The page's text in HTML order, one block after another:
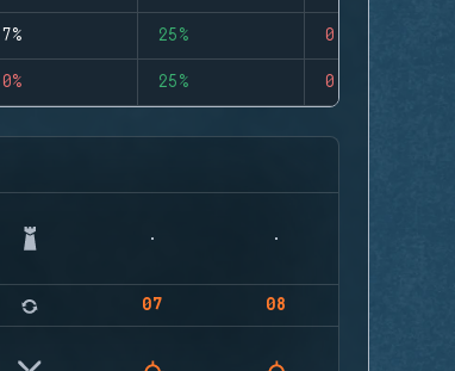
25% 0
25% 0
07 08